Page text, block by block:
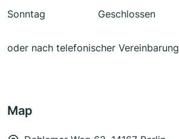
Sonntag
Geschlossen
oder nach telefonischer Vereinbarung
Map